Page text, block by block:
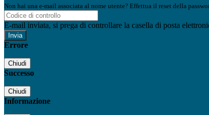
Non hai una e-mail associata al nome utente? Effettua il reset della
E-mail inviata, si prega di controllare la casella di posta
Errore
Chiudi
Successo
Chiudi
Informazione